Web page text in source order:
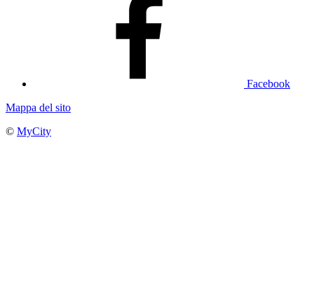
Facebook
Mappa del sito
© MyCity